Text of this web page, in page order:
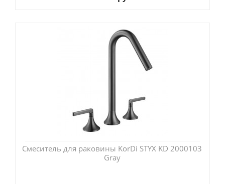
Смеситель для раковины KorDi STYX KD 2000103
Gray